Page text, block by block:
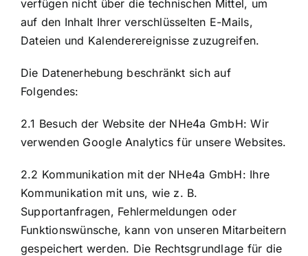
verfügen nicht über die technischen Mittel, um
auf den Inhalt Ihrer verschlüsselten E-Mails,
Dateien und Kalenderereignisse zuzugreifen.
Die Datenerhebung beschränkt sich auf
Folgendes:
2.1 Besuch der Website der NHe4a GmbH: Wir
verwenden Google Analytics für unsere Websites.
2.2 Kommunikation mit der NHe4a GmbH: Ihre
Kommunikation mit uns, wie z. B.
Supportanfragen, Fehlermeldungen oder
Funktionswünsche, kann von unseren Mitarbeitern
gespeichert werden. Die Rechtsgrundlage für die